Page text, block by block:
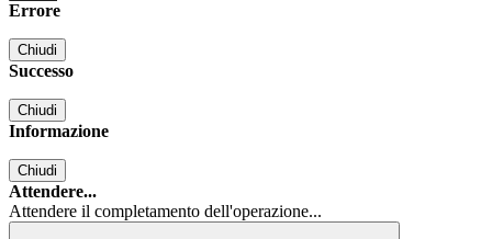
Errore
Chiudi
Successo
Chiudi
Informazione
Chiudi
Attendere...
Attendere il completamento dell'operazione...